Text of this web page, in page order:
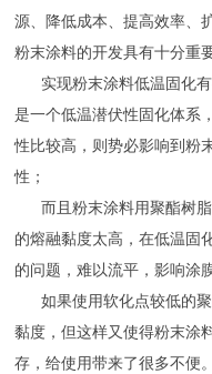
源、降低成本、提高效率、
粉末涂料的开发具有十分重
实现粉末涂料低温固化
是一个低温潜伏性固化体系
性比较高，则势必影响到粉
性；
而且粉末涂料用聚酯树
的熔融黏度太高，在低温固
的问题，难以流平，影响涂
如果使用软化点较低的
黏度，但这样又使得粉末涂
存，给使用带来了很多不便。